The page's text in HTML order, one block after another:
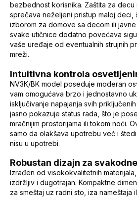
bezbednost korisnika. Zaštita za decu
sprečava neželjeni pristup maloj deci,
izborom za domove sa decom ili
svake utičnice dodatno povećava
vaše uređaje od eventualnih strujnih
mreži.
Intuitivna kontrola
NV3K/BK model poseduje moderan
vam omogućava brzo i jednostavno
isključivanje napajanja svih
jasno pokazuje status rada, što je
mračnijim prostorijama ili tokom noći.
samo da olakšava upotrebu već i
nisu u upotrebi.
Robustan dizajn za
Izrađen od visokokvalitetnih
izdržljiv i dugotrajan. Kompaktne
za smeštaj uz radni sto, iza nameštaja